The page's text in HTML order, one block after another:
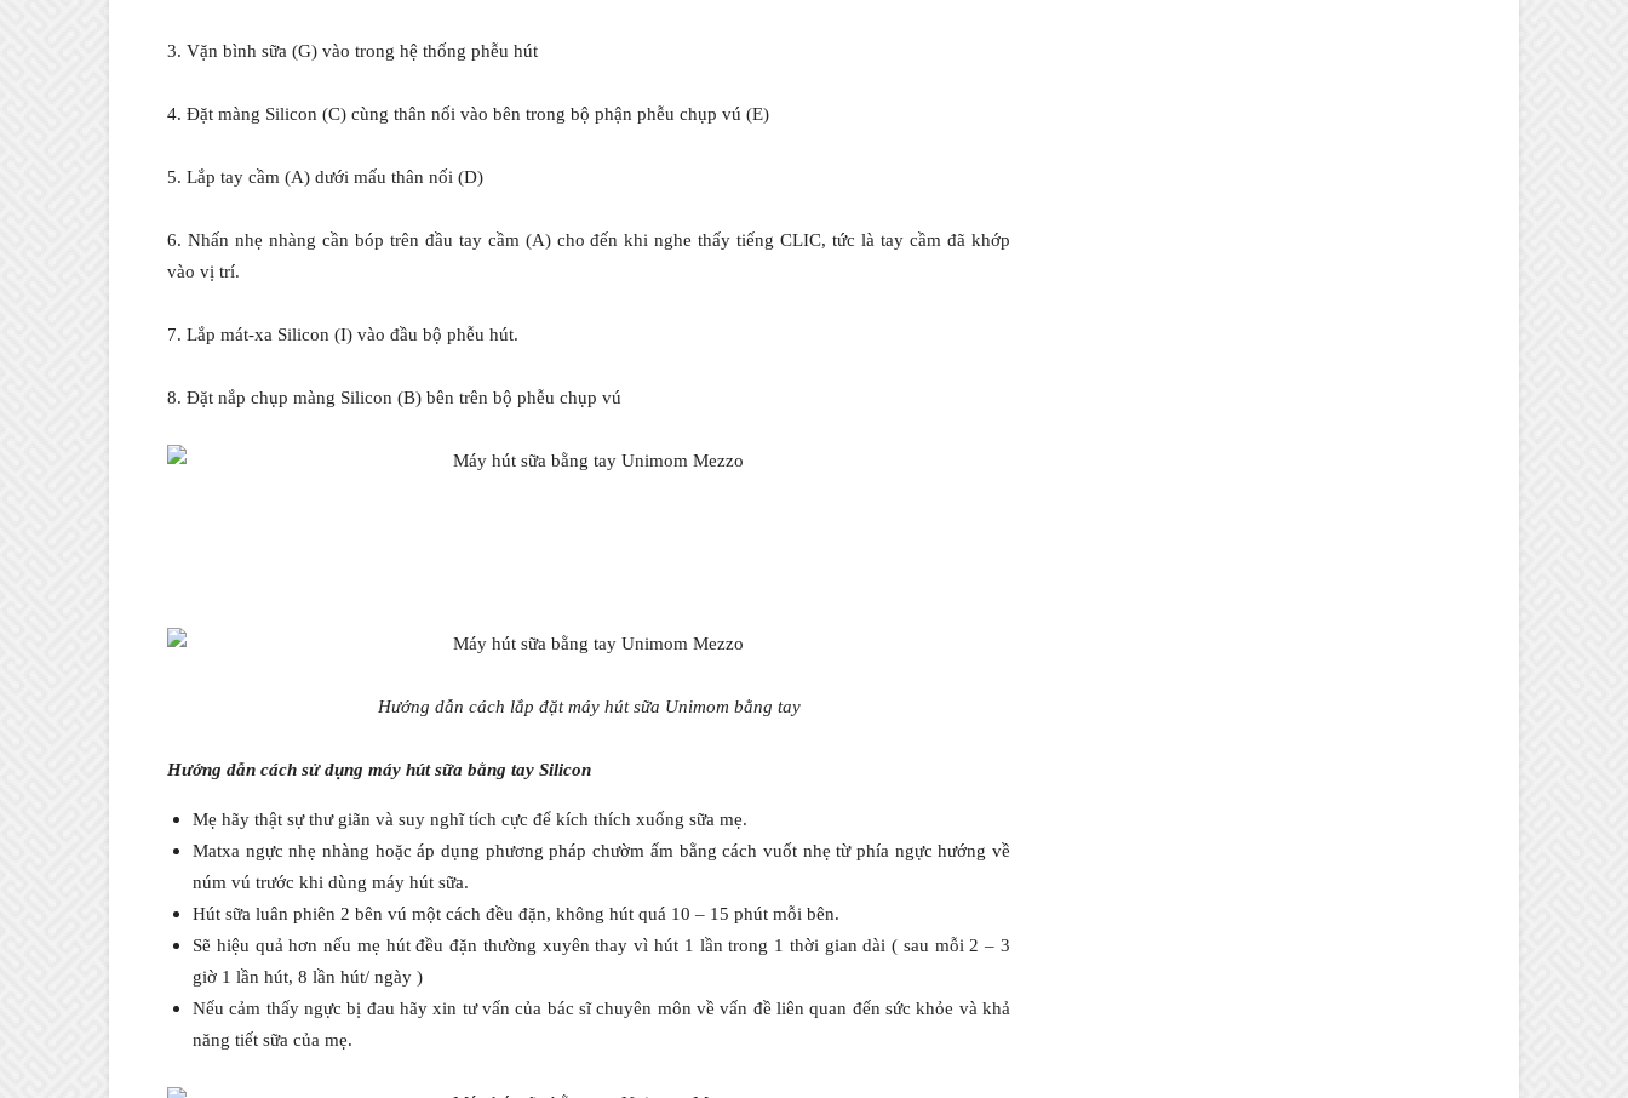
3. Vặn bình sữa (G) vào trong hệ thống phễu hút
4. Đặt màng Silicon (C) cùng thân nối vào bên trong bộ phận phễu chụp vú (E)
5. Lắp tay cầm (A) dưới mấu thân nối (D)
6. Nhấn nhẹ nhàng cần bóp trên đầu tay cầm (A) cho đến khi nghe thấy tiếng CLIC, tức là tay cầm đã khớp
vào vị trí.
7. Lắp mát-xa Silicon (I) vào đầu bộ phễu hút.
8. Đặt nắp chụp màng Silicon (B) bên trên bộ phễu chụp vú
Hướng dẫn cách lắp đặt máy hút sữa Unimom bằng tay
Hướng dẫn cách sử dụng máy hút sữa bằng tay Silicon
Mẹ hãy thật sự thư giãn và suy nghĩ tích cực để kích thích xuống sữa mẹ.
Matxa ngực nhẹ nhàng hoặc áp dụng phương pháp chườm ấm bằng cách vuốt nhẹ từ phía ngực hướng về
núm vú trước khi dùng máy hút sữa.
Hút sữa luân phiên 2 bên vú một cách đều đặn, không hút quá 10 – 15 phút mỗi bên.
Sẽ hiệu quả hơn nếu mẹ hút đều đặn thường xuyên thay vì hút 1 lần trong 1 thời gian dài ( sau mỗi 2 – 3
giờ 1 lần hút, 8 lần hút/ ngày )
Nếu cảm thấy ngực bị đau hãy xin tư vấn của bác sĩ chuyên môn về vấn đề liên quan đến sức khỏe và khả
năng tiết sữa của mẹ.